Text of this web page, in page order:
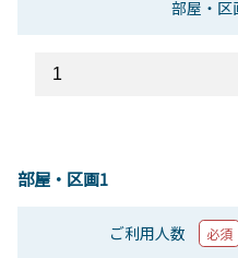
部屋・区
部屋・区画1
ご利用人数 必須